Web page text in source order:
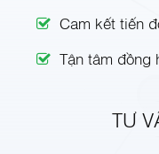
Cam kết tiến
Tận tâm đồng
TƯ